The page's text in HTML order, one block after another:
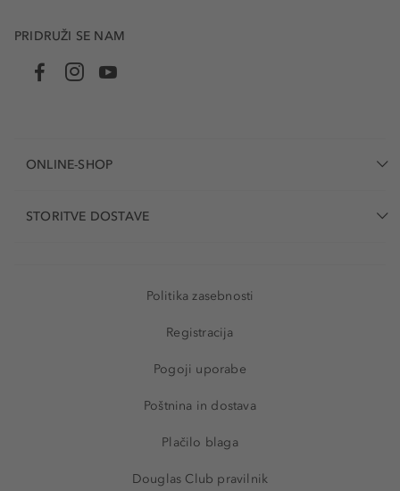
PRIDRUŽI SE NAM
ONLINE-SHOP
STORITVE DOSTAVE
Politika zasebnosti
Registracija
Pogoji uporabe
Poštnina in dostava
Plačilo blaga
Douglas Club pravilnik